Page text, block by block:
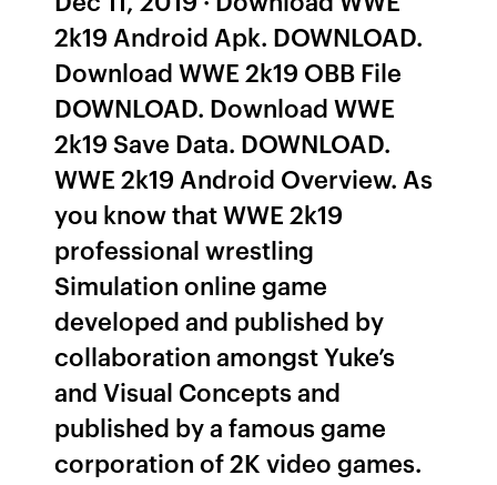
2k19 Android Apk. DOWNLOAD.
Download WWE 2k19 OBB File
DOWNLOAD. Download WWE
2k19 Save Data. DOWNLOAD.
WWE 2k19 Android Overview. As
you know that WWE 2k19
professional wrestling
Simulation online game
developed and published by
collaboration amongst Yuke’s
and Visual Concepts and
published by a famous game
corporation of 2K video games.